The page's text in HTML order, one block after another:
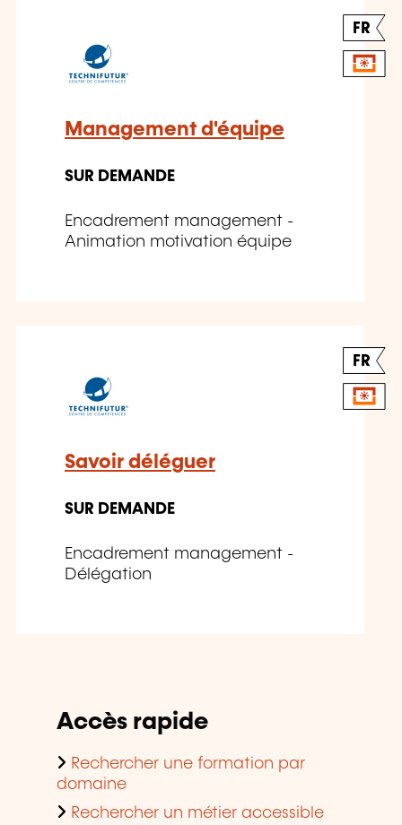
FR
Management d'équipe
SUR DEMANDE
Encadrement management -
Animation motivation équipe
FR
Savoir déléguer
SUR DEMANDE
Encadrement management -
Délégation
Accès rapide
Rechercher une formation par
domaine
Rechercher un métier accessible